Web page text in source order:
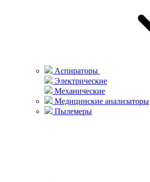
Аспираторы
Электрические
Механические
Медицинские анализаторы
Пылемеры